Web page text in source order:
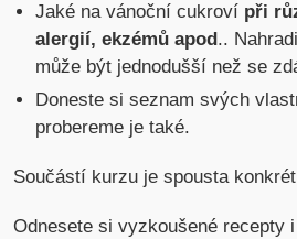
Jaké na vánoční cukroví při
alergií, ekzémů apod..
může být jednodušší než se
Doneste si seznam svých
probereme je také.
Součástí kurzu je spousta
Odnesete si vyzkoušené recepty